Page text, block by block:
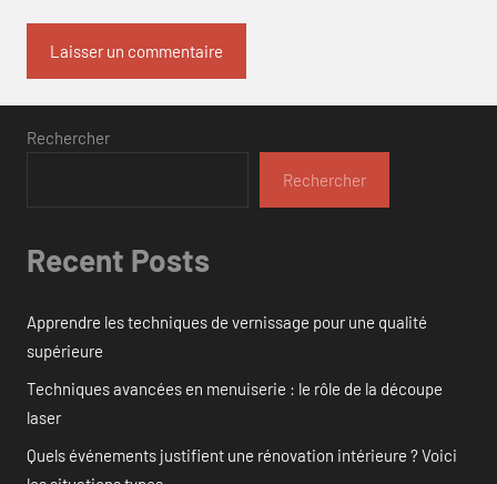
Rechercher
Rechercher
Recent Posts
Apprendre les techniques de vernissage pour une qualité
supérieure
Techniques avancées en menuiserie : le rôle de la découpe
laser
Quels événements justifient une rénovation intérieure ? Voici